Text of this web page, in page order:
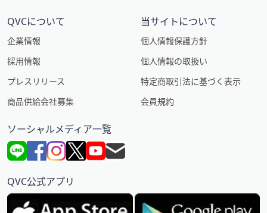
QVCについて
企業情報
採用情報
プレスリリース
商品供給会社募集
当サイトについて
個人情報保護方針
個人情報の取扱い
特定商取引法に基づく表示
会員規約
ソーシャルメディア一覧
QVC公式アプリ